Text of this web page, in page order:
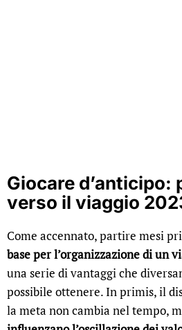
Giocare d’anticipo:
verso il viaggio
Come accennato, partire mesi
base per l’organizzazione di un
una serie di vantaggi che
possibile ottenere. In primis, il
la meta non cambia nel tempo,